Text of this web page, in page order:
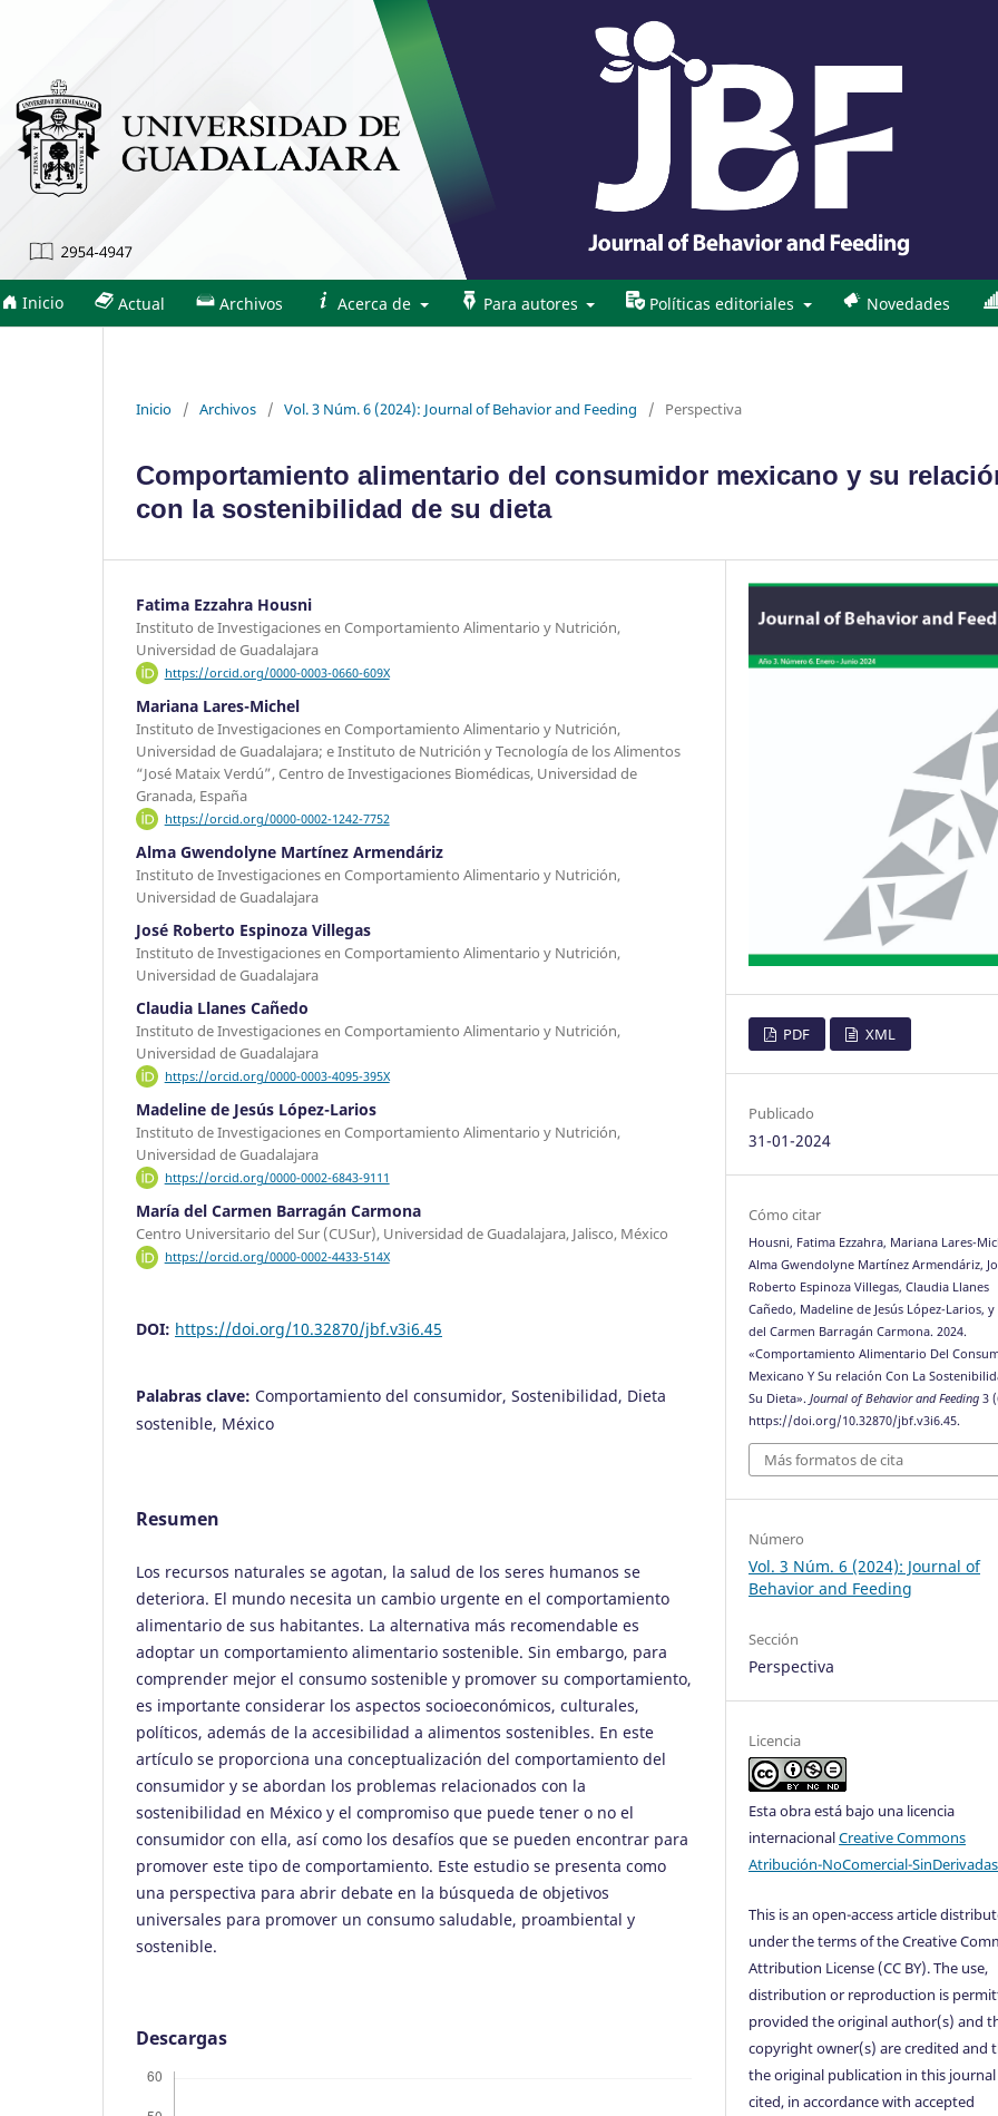
Inicio Actual Archivos Acerca de Para autores Políticas editoriales Novedades
Inicio / Archivos / Vol. 3 Núm. 6 (2024): Journal of Behavior and Feeding / Perspectiva
Comportamiento alimentario del consumidor mexicano y su
con la sostenibilidad de su dieta
Fatima Ezzahra Housni
Instituto de Investigaciones en Comportamiento Alimentario y Nutrición,
Universidad de Guadalajara
https://orcid.org/0000-0003-0660-609X
Mariana Lares-Michel
Instituto de Investigaciones en Comportamiento Alimentario y Nutrición,
Universidad de Guadalajara; e Instituto de Nutrición y Tecnología de los Alimentos
“José Mataix Verdú”, Centro de Investigaciones Biomédicas, Universidad de
Granada, España
https://orcid.org/0000-0002-1242-7752
Alma Gwendolyne Martínez Armendáriz
Instituto de Investigaciones en Comportamiento Alimentario y Nutrición,
Universidad de Guadalajara
José Roberto Espinoza Villegas
Instituto de Investigaciones en Comportamiento Alimentario y Nutrición,
Universidad de Guadalajara
Claudia Llanes Cañedo
Instituto de Investigaciones en Comportamiento Alimentario y Nutrición,
Universidad de Guadalajara
https://orcid.org/0000-0003-4095-395X
Madeline de Jesús López-Larios
Instituto de Investigaciones en Comportamiento Alimentario y Nutrición,
Universidad de Guadalajara
https://orcid.org/0000-0002-6843-9111
María del Carmen Barragán Carmona
Centro Universitario del Sur (CUSur), Universidad de Guadalajara, Jalisco, México
https://orcid.org/0000-0002-4433-514X
DOI: https://doi.org/10.32870/jbf.v3i6.45
Palabras clave: Comportamiento del consumidor, Sostenibilidad, Dieta
sostenible, México
Resumen
Los recursos naturales se agotan, la salud de los seres humanos se
deteriora. El mundo necesita un cambio urgente en el comportamiento
alimentario de sus habitantes. La alternativa más recomendable es
adoptar un comportamiento alimentario sostenible. Sin embargo, para
comprender mejor el consumo sostenible y promover su comportamiento,
es importante considerar los aspectos socioeconómicos, culturales,
políticos, además de la accesibilidad a alimentos sostenibles. En este
artículo se proporciona una conceptualización del comportamiento del
consumidor y se abordan los problemas relacionados con la
sostenibilidad en México y el compromiso que puede tener o no el
consumidor con ella, así como los desafíos que se pueden encontrar para
promover este tipo de comportamiento. Este estudio se presenta como
una perspectiva para abrir debate en la búsqueda de objetivos
universales para promover un consumo saludable, proambiental y
sostenible.
Descargas
PDF XML
Publicado
31-01-2024
Cómo citar
Housni, Fatima Ezzahra, Mariana Lares-
Alma Gwendolyne Martínez Armendáriz,
Roberto Espinoza Villegas, Claudia Llanes
Cañedo, Madeline de Jesús López-Larios,
del Carmen Barragán Carmona. 2024.
«Comportamiento Alimentario Del
Mexicano Y Su relación Con La
Su Dieta».Journal of Behavior and Feeding 3
https://doi.org/10.32870/jbf.v3i6.45.
Más formatos de cita
Número
Vol. 3 Núm. 6 (2024): Journal of
Behavior and Feeding
Sección
Perspectiva
Licencia
Esta obra está bajo una licencia
internacionalCreative Commons
Atribución-NoComercial-
This is an open-access article
under the terms of the Creative
Attribution License (CC BY). The use,
distribution or reproduction is
provided the original author(s) and
copyright owner(s) are credited and
the original publication in this journal
cited, in accordance with accepted